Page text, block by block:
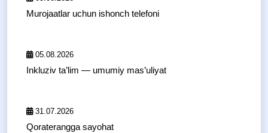
Murojaatlar uchun ishonch telefoni
05.08.2026
Inkluziv ta’lim — umumiy mas’uliyat
31.07.2026
Qoraterangga sayohat